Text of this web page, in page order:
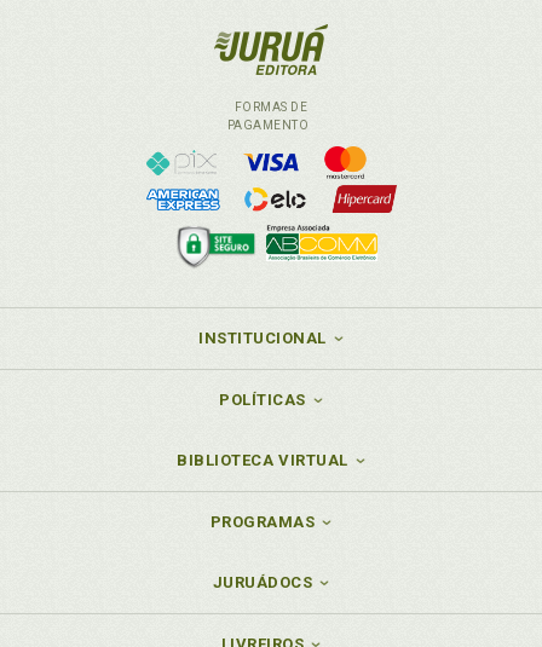
FORMAS DE
PAGAMENTO
INSTITUCIONAL
POLÍTICAS
BIBLIOTECA VIRTUAL
PROGRAMAS
JURUÁDOCS